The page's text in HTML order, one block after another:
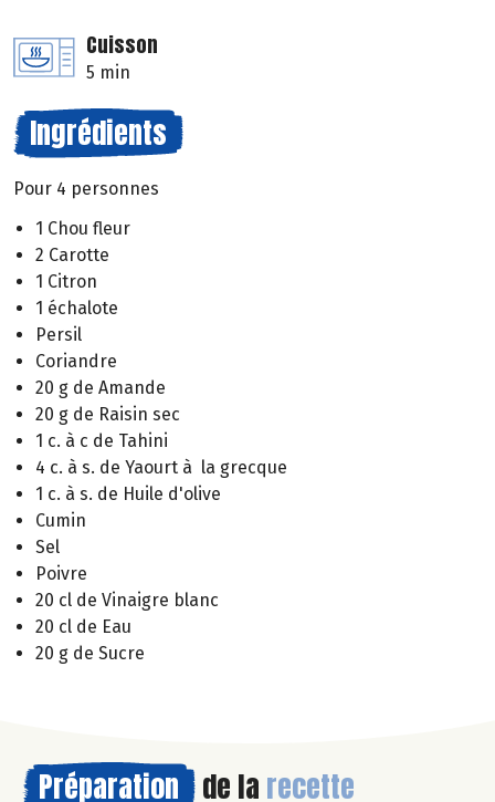
Cuisson
5 min
Ingrédients
Pour 4 personnes
1 Chou fleur
2 Carotte
1 Citron
1 échalote
Persil
Coriandre
20 g de Amande
20 g de Raisin sec
1 c. à c de Tahini
4 c. à s. de Yaourt à la grecque
1 c. à s. de Huile d'olive
Cumin
Sel
Poivre
20 cl de Vinaigre blanc
20 cl de Eau
20 g de Sucre
Préparation de la recette